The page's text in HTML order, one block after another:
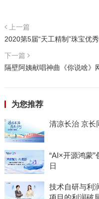
上一篇
2020第5届“天工精制”珠宝优
下一篇
隔壁阿姨献唱神曲《你说啥》
为您推荐
清凉长治 京长
“AI×开源鸿蒙
日
技术自研与利